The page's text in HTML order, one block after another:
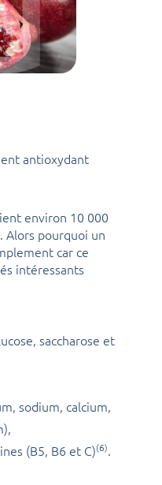
antioxydant
environ 10 000
Alors pourquoi un
car ce
intéressants
saccharose et
sodium, calcium,
(B5, B6 et C)(6).